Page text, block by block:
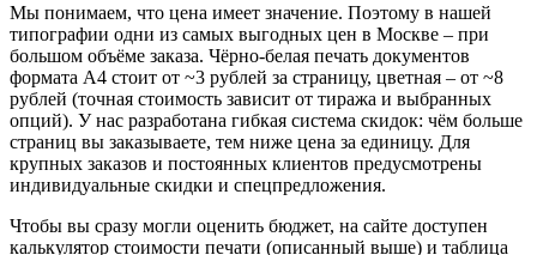
Мы понимаем, что цена имеет значение. Поэтому в нашей
типографии одни из самых выгодных цен в Москве – при
большом объёме заказа. Чёрно-белая печать документов
формата A4 стоит от ~3 рублей за страницу, цветная – от ~8
рублей (точная стоимость зависит от тиража и выбранных
опций). У нас разработана гибкая система скидок: чём больше
страниц вы заказываете, тем ниже цена за единицу. Для
крупных заказов и постоянных клиентов предусмотрены
индивидуальные скидки и спецпредложения.
Чтобы вы сразу могли оценить бюджет, на сайте доступен
калькулятор стоимости печати (описанный выше) и таблица